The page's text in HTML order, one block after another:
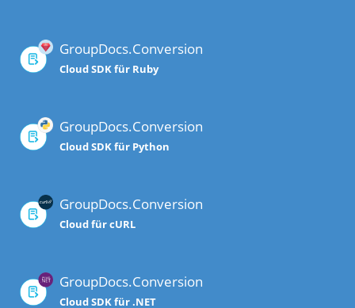
GroupDocs.Conversion
Cloud SDK für Ruby
GroupDocs.Conversion
Cloud SDK für Python
GroupDocs.Conversion
Cloud für cURL
GroupDocs.Conversion
Cloud SDK für .NET